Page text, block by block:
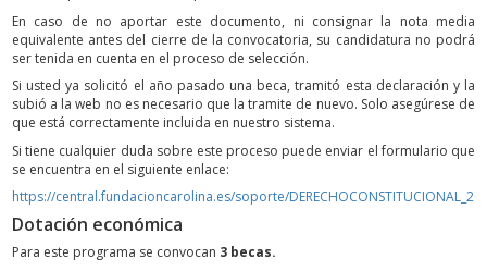
En caso de no aportar este documento, ni consignar la nota media
equivalente antes del cierre de la convocatoria, su candidatura no podrá
ser tenida en cuenta en el proceso de selección.
Si usted ya solicitó el año pasado una beca, tramitó esta declaración y la
subió a la web no es necesario que la tramite de nuevo. Solo asegúrese de
que está correctamente incluida en nuestro sistema.
Si tiene cualquier duda sobre este proceso puede enviar el formulario que
se encuentra en el siguiente enlace:
https://central.fundacioncarolina.es/soporte/
Dotación económica
Para este programa se convocan 3 becas.